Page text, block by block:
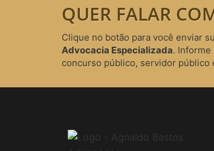
QUER FALAR
Clique no botão para você enviar
Advocacia Especializada. Informe
concurso público, servidor público